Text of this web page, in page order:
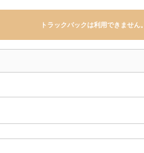
トラックバックは利用できません。